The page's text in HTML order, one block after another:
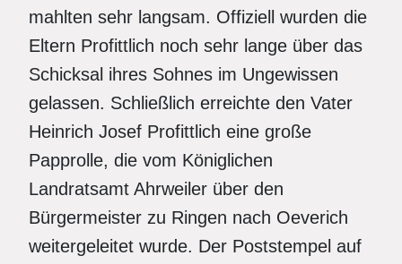
mahlten sehr langsam. Offiziell wurden die
Eltern Profittlich noch sehr lange über das
Schicksal ihres Sohnes im Ungewissen
gelassen. Schließlich erreichte den Vater
Heinrich Josef Profittlich eine große
Papprolle, die vom Königlichen
Landratsamt Ahrweiler über den
Bürgermeister zu Ringen nach Oeverich
weitergeleitet wurde. Der Poststempel auf